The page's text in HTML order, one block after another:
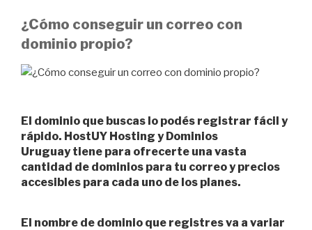
¿Cómo conseguir un correo con
dominio propio?
El dominio que buscas lo podés registrar fácil y
rápido. HostUY Hosting y Dominios
Uruguaytiene para ofrecerte una vasta
cantidad de dominios para tu correoy precios
accesibles para cada uno de los planes.
El nombre de dominio que registres va a variar